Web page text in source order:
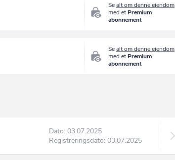
Sealt om denne ejendom
med et Premium
abonnement
Sealt om denne ejendom
med et Premium
abonnement
Dato: 03.07.2025
Registreringsdato: 03.07.2025